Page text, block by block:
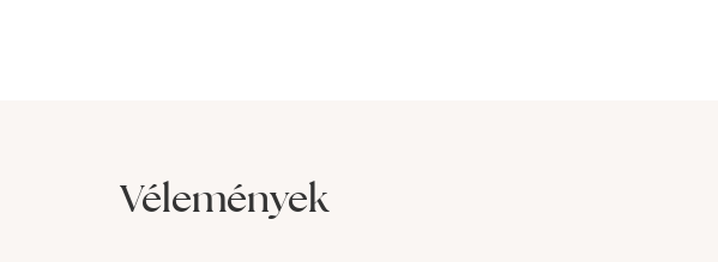
és zsírpárnák
pusztán egy adott célterületről
eltávolítani a zsírt oly módon,
Vélemények